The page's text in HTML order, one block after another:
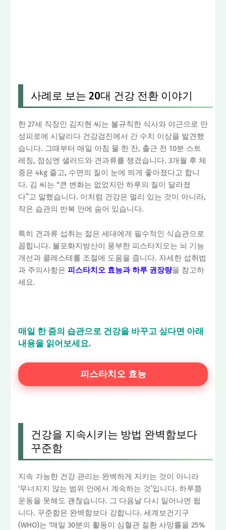
사례로 보는 20대 건강 전환 이야기
한 27세 직장인 김지현 씨는 불규칙한 식사와 야근으로 만
성피로에 시달리다 건강검진에서 간 수치 이상을 발견했
습니다. 그때부터 매일 아침 물 한 잔, 출근 전 10분 스트
레칭, 점심엔 샐러드와 견과류를 챙겼습니다. 3개월 후 체
중은 4kg 줄고, 수면의 질이 눈에 띄게 좋아졌다고 합니
다. 김 씨는 “큰 변화는 없었지만 하루의 질이 달라졌
다”고 말했습니다. 이처럼 건강은 멀리 있는 것이 아니라,
작은 습관의 반복 안에 숨어 있습니다.
특히 견과류 섭취는 젊은 세대에게 필수적인 식습관으로
꼽힙니다. 불포화지방산이 풍부한 피스타치오는 뇌 기능
개선과 콜레스테롤 조절에 도움을 줍니다. 자세한 섭취법
과 주의사항은 피스타치오 효능과 하루 권장량을 참고하
세요.
매일 한 줌의 습관으로 건강을 바꾸고 싶다면 아래
내용을 읽어보세요.
피스타치오 효능
건강을 지속시키는 방법 완벽함보다
꾸준함
지속 가능한 건강 관리는 완벽하게 지키는 것이 아니라
‘무너지지 않는 범위 안에서 계속하는 것’입니다. 하루쯤
운동을 못해도 괜찮습니다. 그 다음날 다시 일어나면 됩
니다. 꾸준함은 완벽함보다 강합니다. 세계보건기구
(WHO)는 ‘매일 30분의 활동이 심혈관 질환 사망률을 25%